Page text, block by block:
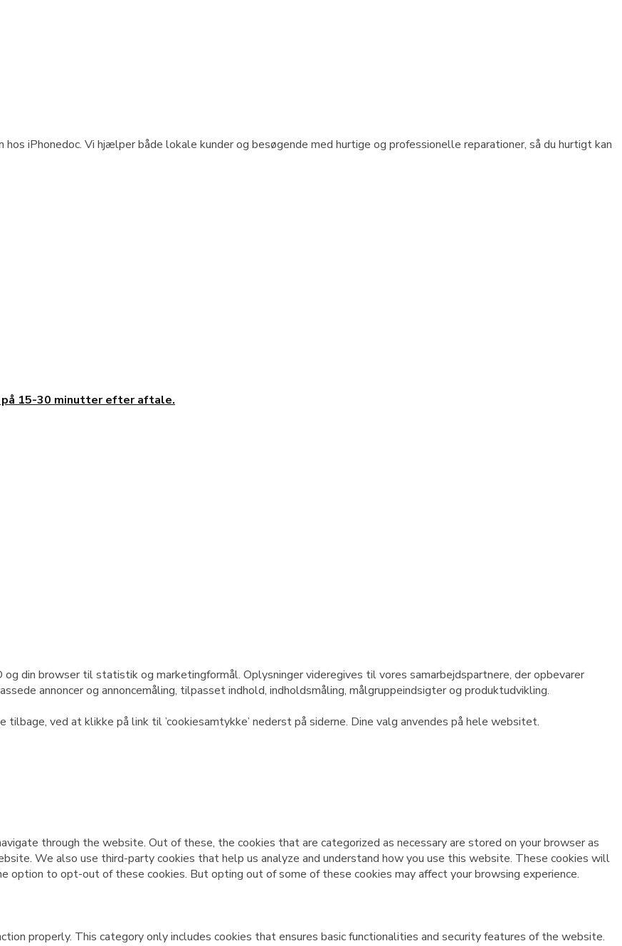
hos iPhonedoc. Vi hjælper både lokale kunder og besøgende med hurtige og professionelle reparationer, så du hurtigt kan
15-30 minutter efter aftale.
og din browser til statistik og marketingformål. Oplysninger videregives til vores samarbejdspartnere, der opbevarer
annoncer og annoncemåling, tilpasset indhold, indholdsmåling, målgruppeindsigter og produktudvikling.
ved at klikke på link til ’cookiesamtykke’ nederst på siderne. Dine valg anvendes på hele websitet.
through the website. Out of these, the cookies that are categorized as necessary are stored on your browser as
We also use third-party cookies that help us analyze and understand how you use this website. These cookies will
option to opt-out of these cookies. But opting out of some of these cookies may affect your browsing experience.
properly. This category only includes cookies that ensures basic functionalities and security features of the website.